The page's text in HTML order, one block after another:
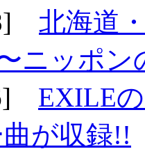
北海道
ニッポ
EXILE
が収録!!